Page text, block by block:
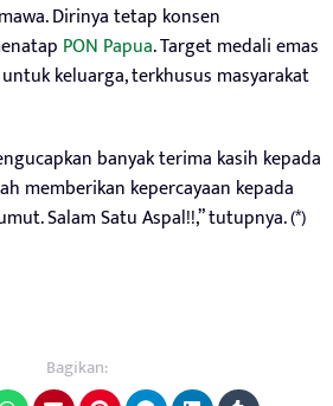
Dirinya tetap konsen
PON Papua. Target medali emas
keluarga, terkhusus masyarakat
banyak terima kasih kepada
memberikan kepercayaan kepada
Salam Satu Aspal!!,” tutupnya. (*)
Bagikan: